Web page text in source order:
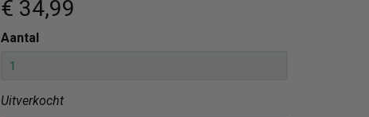
€ 34,99
Aantal
Uitverkocht